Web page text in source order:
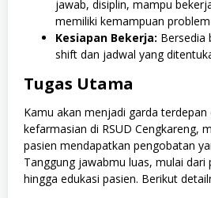
jawab, disiplin, mampu
memiliki kemampuan
Kesiapan Bekerja: Bersedia
shift dan jadwal yang
Tugas Utama
Kamu akan menjadi garda terdepan
kefarmasian di RSUD Cengkareng,
pasien mendapatkan pengobatan
Tanggung jawabmu luas, mulai
hingga edukasi pasien. Berikut